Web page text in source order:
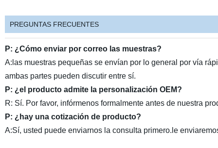
PREGUNTAS FRECUENTES
P: ¿Cómo enviar por correo las muestras?
A:las muestras pequeñas se envían por lo general por vía
ambas partes pueden discutir entre sí.
P: ¿el producto admite la personalización OEM?
R: Sí. Por favor, infórmenos formalmente antes de nuestra
P: ¿hay una cotización de producto?
A:Sí, usted puede enviarnos la consulta primero.le